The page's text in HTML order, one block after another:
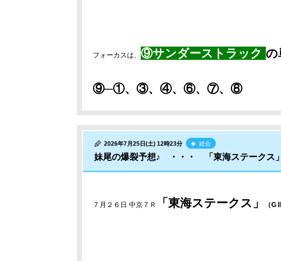
フォーカスは、 ⑨サンダーストラック の
⑨─①、③、④、⑥、⑦、⑧
2026年7月25日(土) 12時23分 総合
妹尾の爆裂予想♪ ・・・ 「東海ステークス
７月２６日 中京７Ｒ 「東海ステークス 」 （